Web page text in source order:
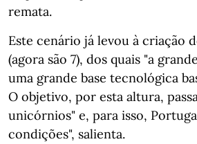
remata.
Este cenário já levou à criação
(agora são 7), dos quais "a
uma grande base tecnológica
O objetivo, por esta altura,
unicórnios" e, para isso,
condições", salienta.